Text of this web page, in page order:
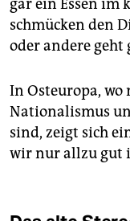
gar ein Essen im
schmücken den
oder andere geht
In Osteuropa, wo
Nationalismus
sind, zeigt sich
wir nur allzu gut